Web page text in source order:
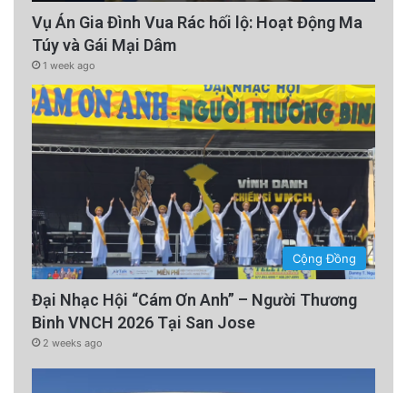
Vụ Án Gia Đình Vua Rác hối lộ: Hoạt Động Ma
Túy và Gái Mại Dâm
1 week ago
Cộng Đồng
Đại Nhạc Hội “Cám Ơn Anh” – Người Thương
Binh VNCH 2026 Tại San Jose
2 weeks ago